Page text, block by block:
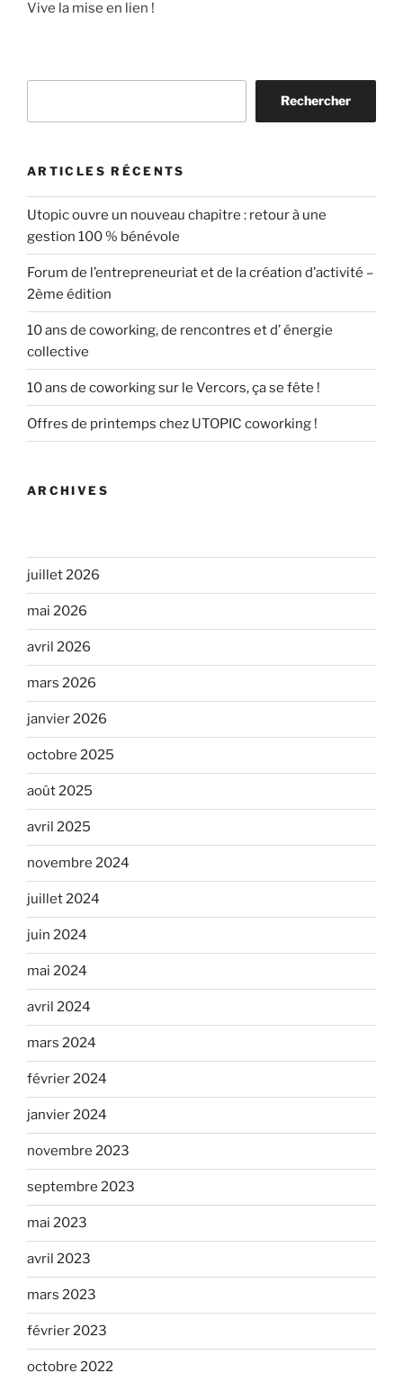
Vive la mise en lien !
Rechercher
ARTICLES RÉCENTS
Utopic ouvre un nouveau chapitre : retour à une
gestion 100 % bénévole
Forum de l’entrepreneuriat et de la création d’activité –
2ème édition
10 ans de coworking, de rencontres et d’ énergie
collective
10 ans de coworking sur le Vercors, ça se fête !
Offres de printemps chez UTOPIC coworking !
ARCHIVES
juillet 2026
mai 2026
avril 2026
mars 2026
janvier 2026
octobre 2025
août 2025
avril 2025
novembre 2024
juillet 2024
juin 2024
mai 2024
avril 2024
mars 2024
février 2024
janvier 2024
novembre 2023
septembre 2023
mai 2023
avril 2023
mars 2023
février 2023
octobre 2022